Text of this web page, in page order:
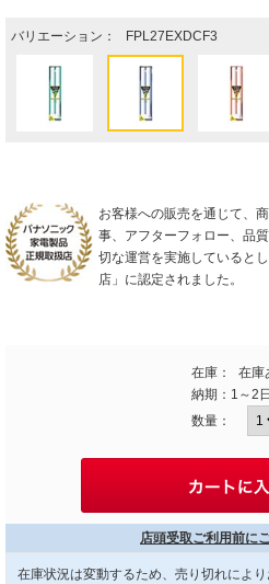
バリエーション： FPL27EXDCF3
お客様への販売を通じて、
事、アフターフォロー、品
切な運営を実施していると
店」に認定されました。
在庫：
在庫
納期： 1～2
数量：
店頭受取ご利用前に
在庫状況は変動するため、売り切れによ